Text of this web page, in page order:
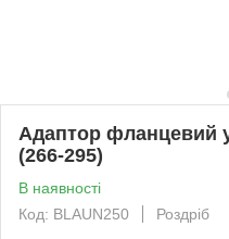
Адаптор фланцевий
(266-295)
В наявності
Код: BLAUN250
Роздріб